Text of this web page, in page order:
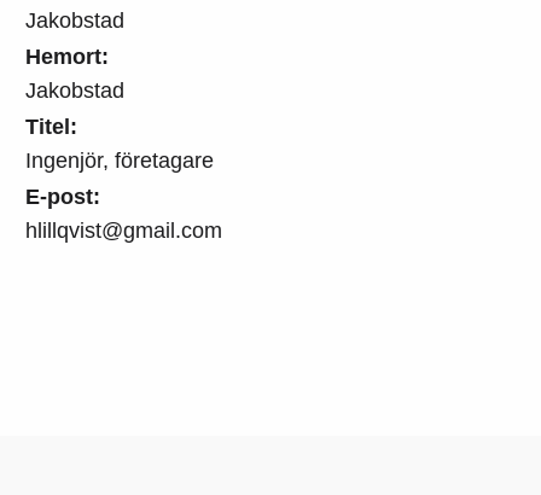
Jakobstad
Hemort:
Jakobstad
Titel:
Ingenjör, företagare
E-post:
hlillqvist@gmail.com